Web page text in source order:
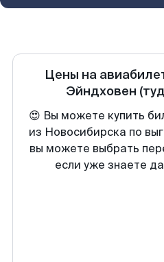
Цены на
Эйндховен
😍 Вы можете купить
из Новосибирска по
вы можете выбрать
если уже знаете